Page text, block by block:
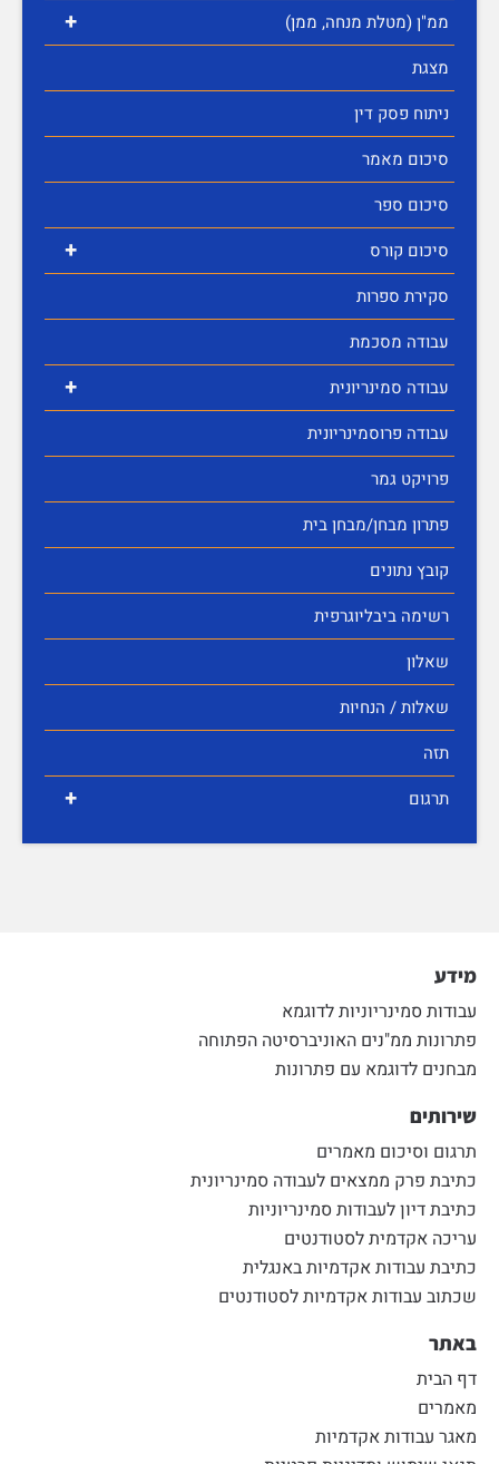
+
ממ"ן (מטלת מנחה, ממן)
מצגת
ניתוח פסק דין
סיכום מאמר
סיכום ספר
+
סיכום קורס
סקירת ספרות
עבודה מסכמת
+
עבודה סמינריונית
עבודה פרוסמינריונית
פרויקט גמר
פתרון מבחן/מבחן בית
קובץ נתונים
רשימה ביבליוגרפית
שאלון
שאלות / הנחיות
תזה
+ תרגום
מידע
עבודות סמינריוניות לדוגמא
פתרונות ממ"נים האוניברסיטה הפתוחה
מבחנים לדוגמא עם פתרונות
שירותים
תרגום וסיכום מאמרים
כתיבת פרק ממצאים לעבודה סמינריונית
כתיבת דיון לעבודות סמינריוניות
עריכה אקדמית לסטודנטים
כתיבת עבודות אקדמיות באנגלית
שכתוב עבודות אקדמיות לסטודנטים
באתר
דף הבית
מאמרים
מאגר עבודות אקדמיות